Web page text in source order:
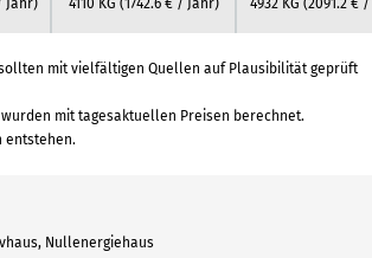
mit vielfältigen Quellen auf Plausibilität geprüft
mit tagesaktuellen Preisen berechnet.
entstehen.
Nullenergiehaus